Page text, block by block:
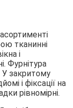
тканинні
і
Фурнітура
У закритому
і фіксації на
рівномірні.